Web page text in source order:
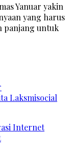
Yanuar yakin
yang harus
panjang untuk
Laksmisocial
Internet